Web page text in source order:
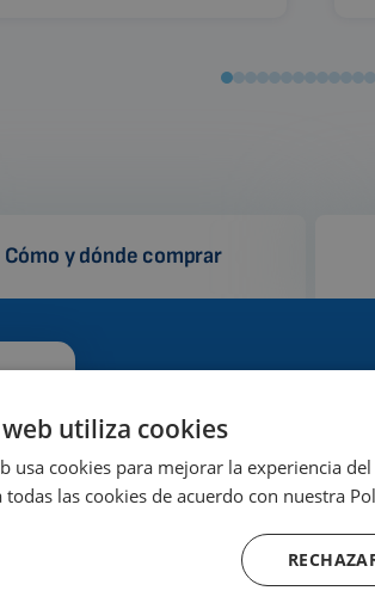
Cómo y dónde comprar
Alto rendimiento y
efectos terapéuticos.
Ayuda a mejorar la salud.
Ya en 40 países de todo
utiliza cookies
usa cookies para mejorar la experiencia
todas las cookies de acuerdo con nuestra